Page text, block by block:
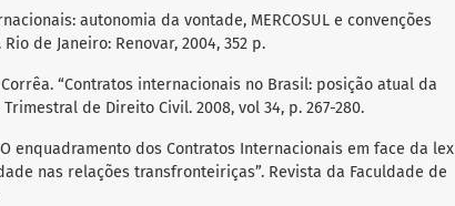
autonomia da vontade, MERCOSUL e convenções
de Janeiro: Renovar, 2004, 352 p.
Corrêa. “Contratos internacionais no Brasil: posição atual da
de Direito Civil. 2008, vol 34, p. 267-280.
enquadramento dos Contratos Internacionais em face da lex
nas relações transfronteiriças”. Revista da Faculdade de